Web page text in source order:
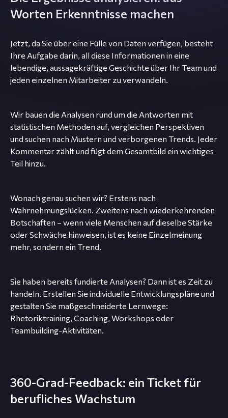
Worten Erkenntnisse machen
Jetzt, da Sie über eine Fülle von Daten verfügen, besteht
Ihre Aufgabe darin, all diese Informationen in eine
lebendige, aussagekräftige Geschichte über Ihr Team und
jeden einzelnen Mitarbeiter zu verwandeln.
Wir bauen die Analysen rund um die Antworten mit
statistischen Methoden auf, vergleichen Perspektiven
und suchen nach Mustern und verborgenen Trends. Jeder
Kommentar zählt und fügt dem Gesamtbild ein wichtiges
Teil hinzu.
Wonach genau suchen wir? Erstens nach
Wahrnehmungslücken. Zweitens nach wiederkehrenden
Botschaften – wenn viele Menschen auf dieselbe Stärke
oder Schwäche hinweisen, ist es keine Einzelmeinung
mehr, sondern ein Trend.
Sie haben bereits fundierte Analysen? Dann ist es Zeit zu
handeln. Erstellen Sie individuelle Entwicklungspläne und
gestalten Sie maßgeschneiderte Lernwege:
Rhetoriktraining, Coaching, Workshops oder
Teambuilding-Aktivitäten.
360-Grad-Feedback: ein Ticket für
berufliches Wachstum